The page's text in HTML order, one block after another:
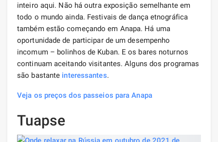
inteiro aqui. Não há outra exposição semelhante em
todo o mundo ainda. Festivais de dança etnográfica
também estão começando em Anapa. Há uma
oportunidade de participar de um desempenho
incomum – bolinhos de Kuban. E os bares noturnos
continuam aceitando visitantes. Alguns dos programas
são bastante interessantes.
Veja os preços dos passeios para Anapa
Tuapse